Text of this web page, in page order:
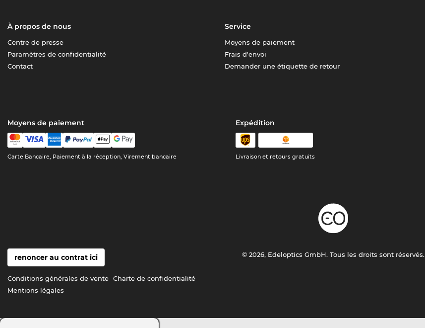
À propos de nous
Centre de presse
Paramètres de confidentialité
Contact
Service
Moyens de paiement
Frais d'envoi
Demander une étiquette de retour
Moyens de paiement
Carte Bancaire, Paiement à la réception, Virement bancaire
Expédition
Livraison et retours gratuits
renoncer au contrat ici
Conditions générales de vente Charte de confidentialité
Mentions légales
© 2026, Edeloptics GmbH. Tous les droits sont réservés.